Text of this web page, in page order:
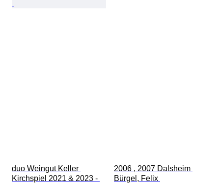
duo Weingut Keller
Kirchspiel 2021 & 2023 -
2006 , 2007 Dalsheim
Bürgel, Felix